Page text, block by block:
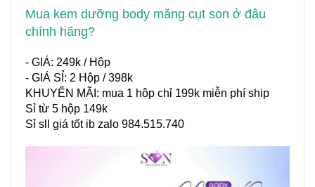
Mua kem dưỡng body măng cụt son ở đâu
chính hãng?
- GIÁ: 249k / Hộp
- GIÁ SỈ: 2 Hộp / 398k
KHUYẾN MÃI: mua 1 hộp chỉ 199k miễn phí ship
Sỉ từ 5 hộp 149k
Sỉ sll giá tốt ib zalo 984.515.740